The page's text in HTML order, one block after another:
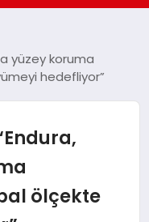
yüzey koruma
hedefliyor”
ölçekte